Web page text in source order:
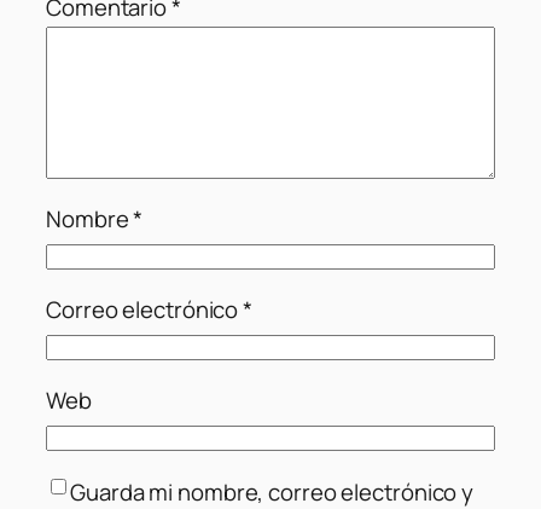
Comentario*
Nombre*
Correo electrónico*
Web
Guarda mi nombre, correo electrónico y